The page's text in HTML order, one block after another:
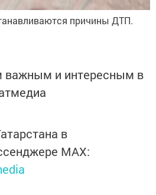
причины ДТП.
важным и интересным в
в
MАХ: